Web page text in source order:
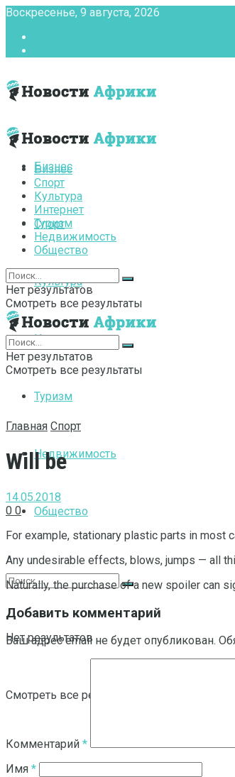
Воскресенье, 9 августа, 2026
Бизнес
Спорт
Культура
Интернет
Туризм
Недвижимость
Общество
Нет результатов
Смотреть все результаты
Бизнес
Спорт
Культура
Интернет
Туризм
Недвижимость
Общество
Нет результатов
Смотреть все результаты
Нет результатов
Смотреть все результаты
Главная Спорт
Will be
14.05.2018
0 0
For example, stationary plastic parts in most
Any undesirable effects, blows, jumps — all
Naturally, the purchase of a new spoiler can
Добавить комментарий
Ваш адрес email не будет опубликован.
Комментарий *
Имя *